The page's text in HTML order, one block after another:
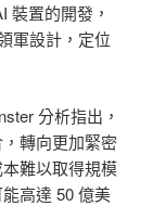
裝置的開發，
軍設計，定位
分析指出，
轉向更加緊密
難以取得規模
高達 50 億美